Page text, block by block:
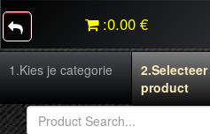
:0.00 €
1.Kies je categorie 2.
product